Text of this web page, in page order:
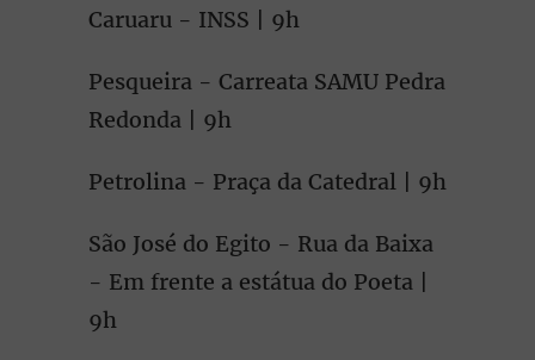
Caruaru - INSS | 9h
Pesqueira - Carreata SAMU Pedra
Redonda | 9h
Petrolina - Praça da Catedral | 9h
São José do Egito - Rua da Baixa
- Em frente a estátua do Poeta |
9h